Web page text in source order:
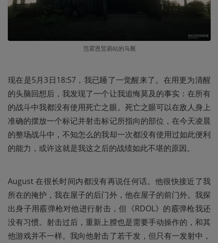
范霍恩贸易站的马厩
现在是5月3日18:57，我已睡了一觉醒来了。在用更为清醒
的头脑回想后，我发现了一个让我追悔莫及的事实：在所有
的战斗中我都没有使用死亡之眼。死亡之眼可以在敌人身上
准确的摆放一个标记并射击标记所指向的部位，在今天凌晨
的整场战斗中，不知怎么的我却一次都没有使用过如此便利
的能力，或许这就是我这之后的战绩如此不堪的原因。
August 在很长时间内都没有再说任何话。他很快接近了我
所在的掩护，我在屋子的后门外，他在屋子的前门外。我探
出身子用霰弹枪对他进行射击，但《RDOL》的霰弹枪我还
没有习惯。射击过后，重新上膛也是需要手动操作的，和其
他游戏并不一样。我向他射击了若干发，但只有一发射中，